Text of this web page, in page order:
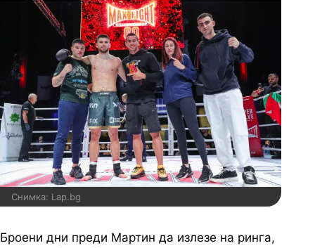
Снимка: Lap.bg
Броени дни преди Мартин да излезе на ринга,